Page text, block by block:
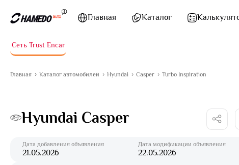
Главная
Каталог
Сеть Trust Encar
Главная Каталог автомобилей Hyundai Casper Turbo Inspiration
Hyundai Casper
Дата добавления объявления
21.05.2026
Дата модификации объявления
22.05.2026